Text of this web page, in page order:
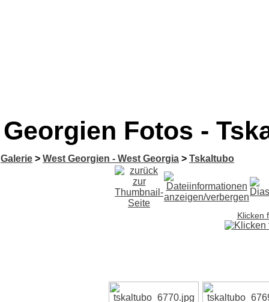
Georgien Fotos -
Galerie > West Georgien - West Georgia > Tskaltubo
Klicken